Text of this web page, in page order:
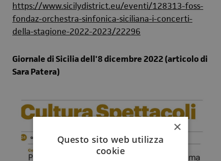
https://www.sicilydistrict.eu/eventi/128313-foss-
fondaz-orchestra-sinfonica-siciliana-i-concerti-
della-stagione-2022-2023/22296
Giornale di Sicilia dell'8 dicembre 2022 (articolo di
Sara Patera)
×
Questo sito web utilizza
cookie